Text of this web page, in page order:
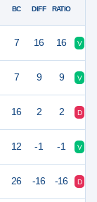
BC DIFF RATIO
7 16 16 V
7 9 9 V
16 2 2 D
12 -1 -1 V
26 -16 -16 D